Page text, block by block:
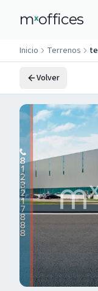
mxoffices
Inicio Terrenos
Volver